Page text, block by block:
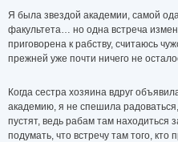
Я была звездой академии, самой
факультета… но одна встреча
приговорена к рабству, считаюсь
прежней уже почти ничего не
Когда сестра хозяина вдруг
академию, я не спешила
пустят, ведь рабам там находиться
подумать, что встречу там того,